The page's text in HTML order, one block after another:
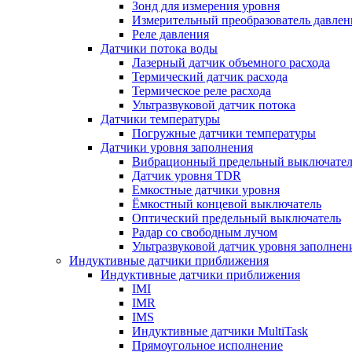
Зонд для измерения уровня
Измерительный преобразователь
Реле давления
Датчики потока воды
Лазерный датчик объемного расхода
Термический датчик расхода
Термическое реле расхода
Ультразвуковой датчик потока
Датчики температуры
Погружные датчики температуры
Датчики уровня заполнения
Вибрационный предельный
Датчик уровня TDR
Емкостные датчики уровня
Ёмкостный концевой выключатель
Оптический предельный выключатель
Радар со свободным лучом
Ультразвуковой датчик уровня
Индуктивные датчики приближения
Индуктивные датчики приближения
IMI
IMR
IMS
Индуктивные датчики MultiTask
Прямоугольное исполнение